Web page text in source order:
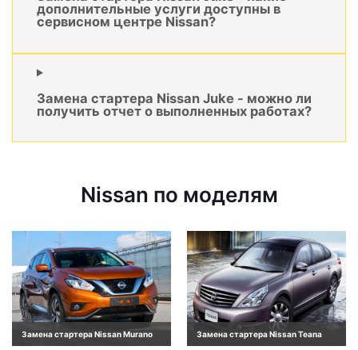
дополнительные услуги доступны в
сервисном центре Nissan?
Замена стартера Nissan Juke - можно ли
получить отчет о выполненных работах?
Nissan по моделям
Замена стартера Nissan Murano Замена стартера Nissan Teana